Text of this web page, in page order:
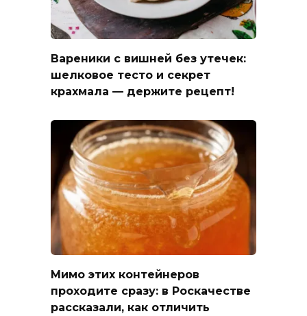
Вареники с вишней без утечек:
шелковое тесто и секрет
крахмала — держите рецепт!
Мимо этих контейнеров
проходите сразу: в Роскачестве
рассказали, как отличить